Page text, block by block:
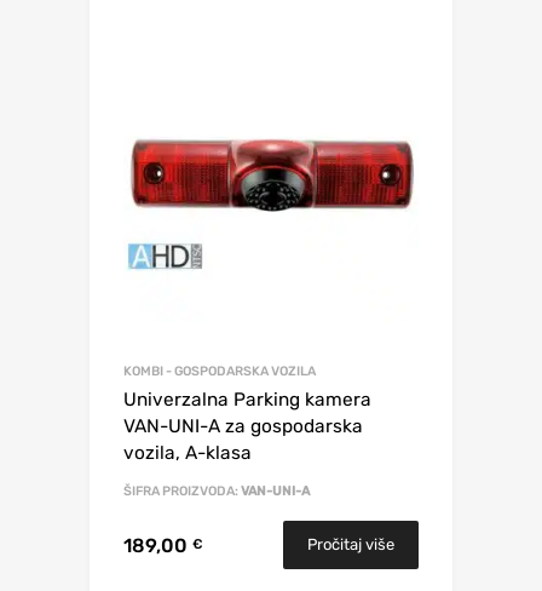
KOMBI - GOSPODARSKA VOZILA
Univerzalna Parking kamera
VAN-UNI-A za gospodarska
vozila, A-klasa
ŠIFRA PROIZVODA: VAN-UNI-A
189,00 € Pročitaj više